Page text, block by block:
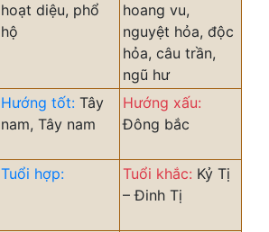
hoạt diệu, phổ
hộ
hoang vu,
nguyệt hỏa, độc
hỏa, câu trần,
ngũ hư
Hướng tốt: Tây
nam, Tây nam
Hướng xấu:
Đông bắc
Tuổi hợp: Tuổi khắc: Kỷ Tị
– Đinh Tị